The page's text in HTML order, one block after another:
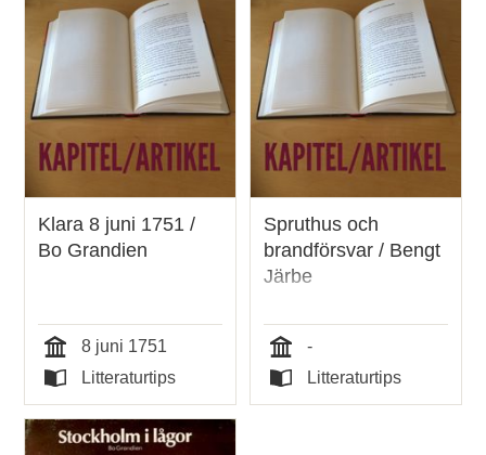
Klara 8 juni 1751 /
Bo Grandien
Tid
8 juni 1751
Typ
Litteraturtips
Spruthus och
brandförsvar / Bengt
Järbe
Tid
-
Typ
Litteraturtips